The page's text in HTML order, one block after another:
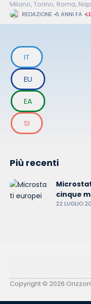
Milano, Torino, Roma,
guida redatta da
REDAZIONE 5 ANNI FA
IT
EU
EA
SI
Più recenti
cinque
22 LUGLIO
Copyright © 2026